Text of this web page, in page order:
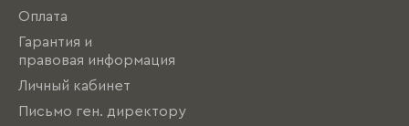
Оплата
Гарантия и
правовая информация
Личный кабинет
Письмо ген. директору